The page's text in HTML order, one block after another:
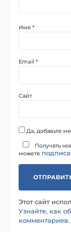
Имя*
Email*
Сайт
Да, добавьте
Получать
можете
Этот сайт
Узнайте, как
комментариев.